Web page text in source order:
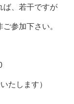
ば、若干ですが
参加下さい。
たします）